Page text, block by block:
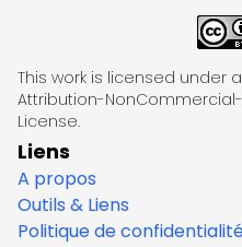
This work is licensed under
Attribution-
License.
Liens
A propos
Outils & Liens
Politique de